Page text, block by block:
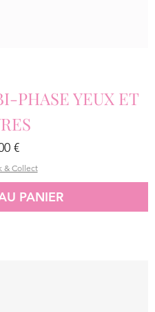
PHASE YEUX ET
€
& Collect
PANIER